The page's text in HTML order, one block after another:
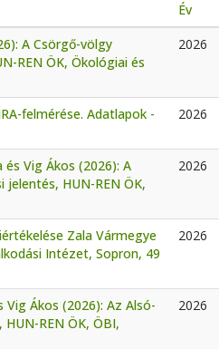
Év
A Csörgő-völgy
REN ÖK, Ökológiai és
2026
felmérése. Adatlapok -
2026
Vig Ákos (2026): A
HUN-REN ÖK,
2026
Zala Vármegye
Intézet, Sopron, 49
2026
Ákos (2026): Az Alsó-
REN ÖK, ÖBI,
2026